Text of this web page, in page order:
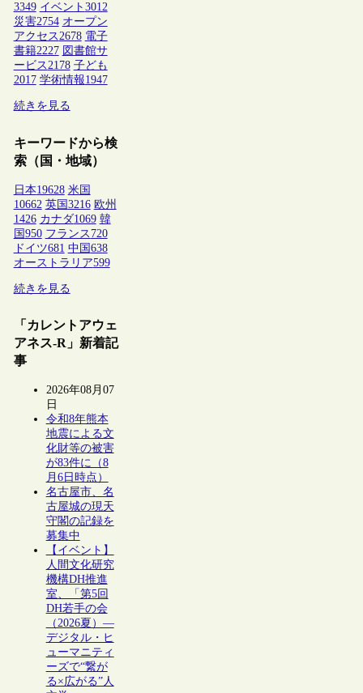
3349 イベント 3012
災害2754 オープン
アクセス2678 電子
書籍2227 図書館サ
ービス2178 子ども
2017 学術情報1947
続きを見る
キーワードから検
索（国・地域）
日本19628 米国
10662 英国 3216 欧州
1426 カナダ1069 韓
国 950 フランス 720
ドイツ681 中国 638
オーストラリア599
続きを見る
「カレントアウェ
アネス-R」新着記
事
2026年08月07
日
令和8年熊本
地震による文
化財等の被害
が83件に（8
月6日時点）
名古屋市、名
古屋城の現天
守閣の記録を
募集中
【イベント】
人間文化研究
機構DH推進
室、「第5回
DH若手の会
（2026夏）―
デジタル・ヒ
ューマニティ
ーズで“繋が
る×広がる”人